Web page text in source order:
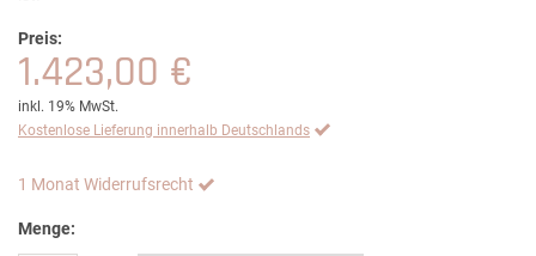
Preis:
1.423,00 €
inkl. 19% MwSt.
Kostenlose Lieferung innerhalb Deutschlands
1 Monat Widerrufsrecht
Menge: